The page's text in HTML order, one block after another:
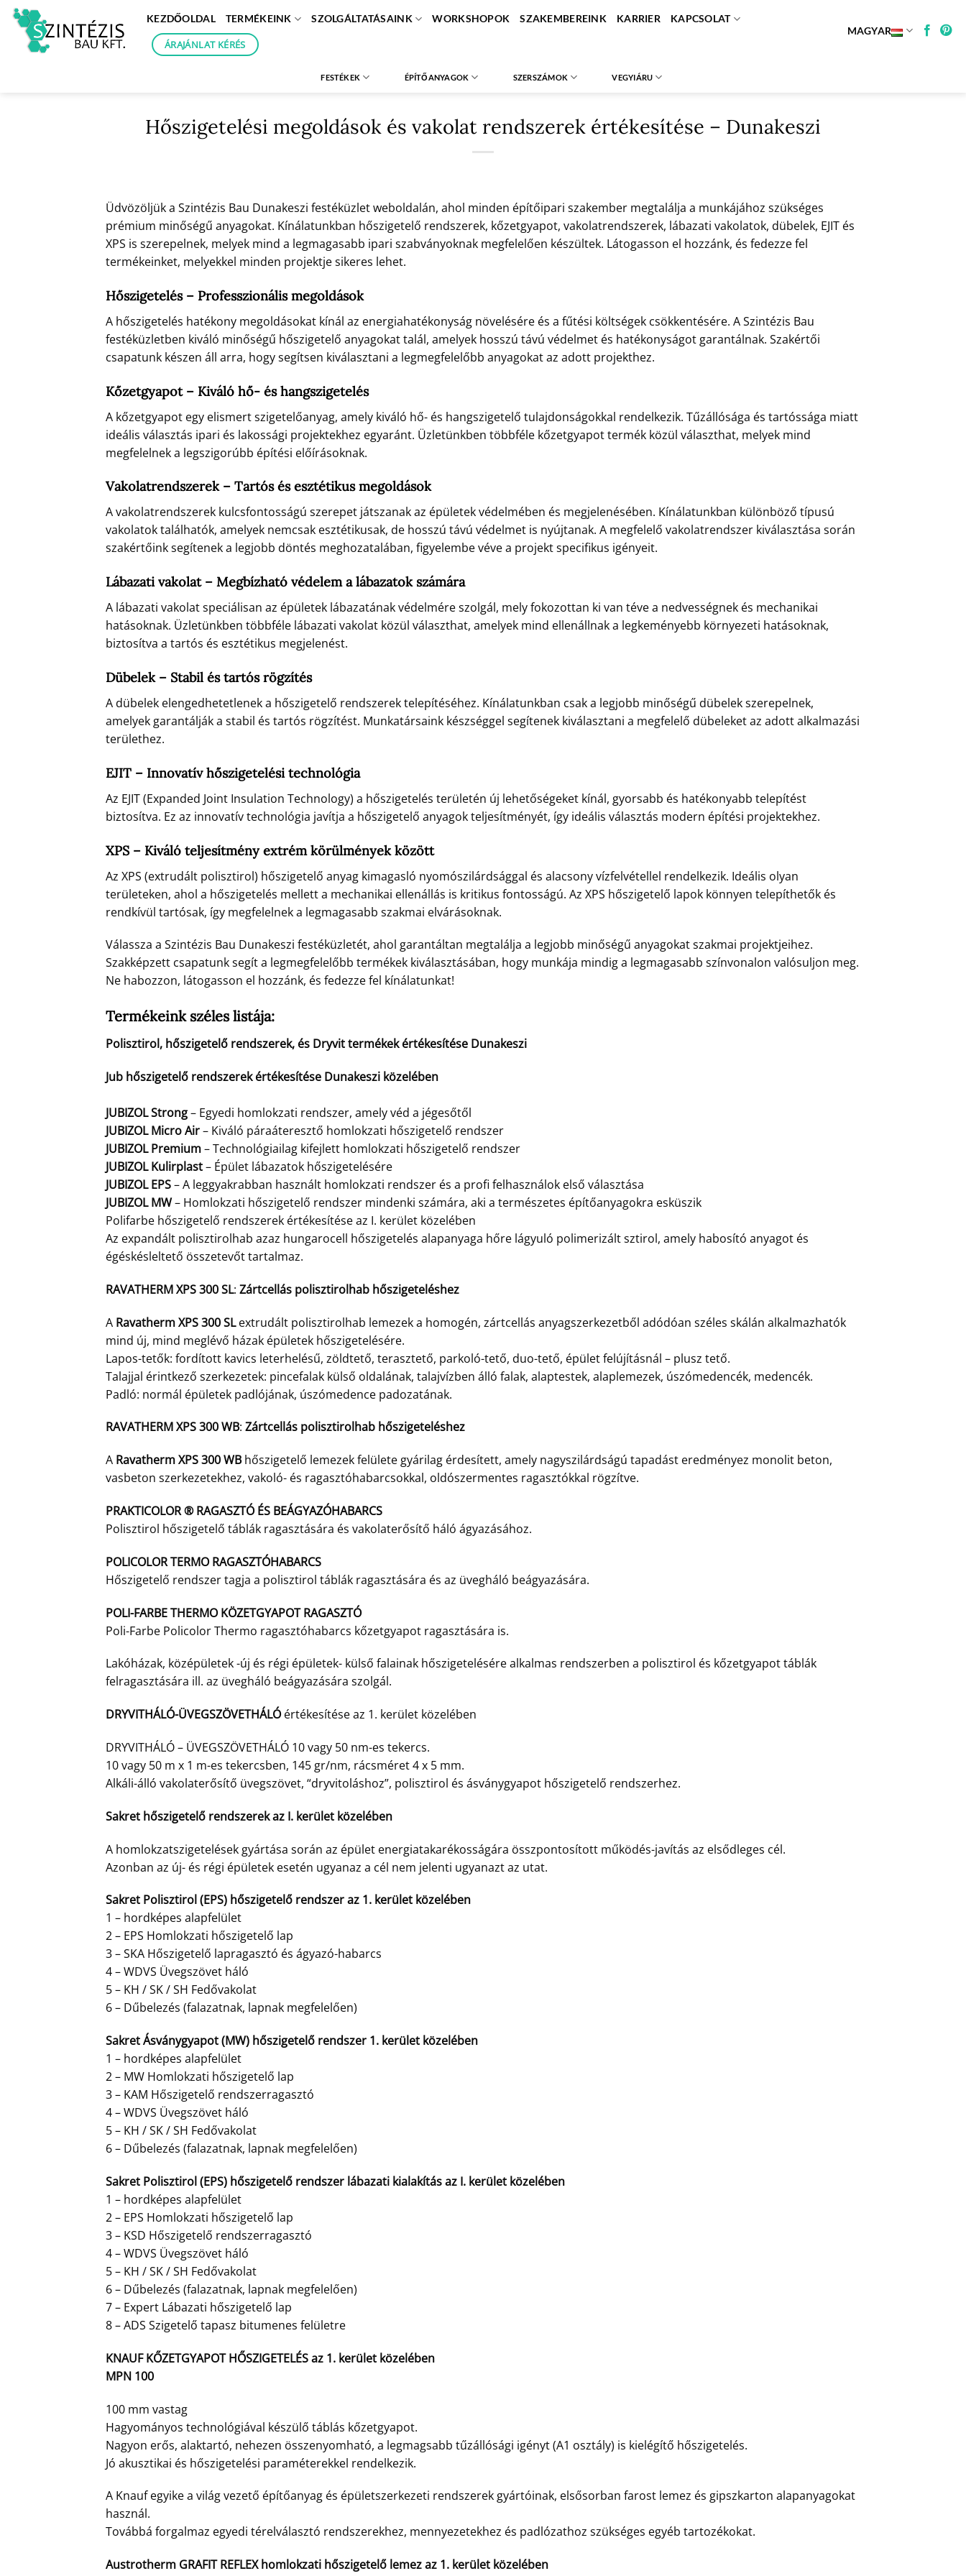
Skip
content
KEZDŐOLDAL TERMÉKEINK SZOLGÁLTATÁSAINK WORKSHOPOK SZAKEMBEREINK KARRIER KAPCSOLAT
ÁRAJÁNLAT KÉRÉS
MAGYAR
FESTÉKEK ÉPÍTŐANYAGOK SZERSZÁMOK VEGYIÁRU
Hőszigetelési megoldások és vakolat rendszerek értékesítése – Dunakeszi
Üdvözöljük a Szintézis Bau Dunakeszi festéküzlet weboldalán, ahol minden építőipari szakember megtalálja a munkájához szükséges
prémium minőségű anyagokat. Kínálatunkban hőszigetelő rendszerek, kőzetgyapot, vakolatrendszerek, lábazati vakolatok, dübelek, EJIT és
XPS is szerepelnek, melyek mind a legmagasabb ipari szabványoknak megfelelően készültek. Látogasson el hozzánk, és fedezze fel
termékeinket, melyekkel minden projektje sikeres lehet.
Hőszigetelés – Professzionális megoldások
A hőszigetelés hatékony megoldásokat kínál az energiahatékonyság növelésére és a fűtési költségek csökkentésére. A Szintézis Bau
festéküzletben kiváló minőségű hőszigetelő anyagokat talál, amelyek hosszú távú védelmet és hatékonyságot garantálnak. Szakértői
csapatunk készen áll arra, hogy segítsen kiválasztani a legmegfelelőbb anyagokat az adott projekthez.
Kőzetgyapot – Kiváló hő- és hangszigetelés
A kőzetgyapot egy elismert szigetelőanyag, amely kiváló hő- és hangszigetelő tulajdonságokkal rendelkezik. Tűzállósága és tartóssága miatt
ideális választás ipari és lakossági projektekhez egyaránt. Üzletünkben többféle kőzetgyapot termék közül választhat, melyek mind
megfelelnek a legszigorúbb építési előírásoknak.
Vakolatrendszerek – Tartós és esztétikus megoldások
A vakolatrendszerek kulcsfontosságú szerepet játszanak az épületek védelmében és megjelenésében. Kínálatunkban különböző típusú
vakolatok találhatók, amelyek nemcsak esztétikusak, de hosszú távú védelmet is nyújtanak. A megfelelő vakolatrendszer kiválasztása során
szakértőink segítenek a legjobb döntés meghozatalában, figyelembe véve a projekt specifikus igényeit.
Lábazati vakolat – Megbízható védelem a lábazatok számára
A lábazati vakolat speciálisan az épületek lábazatának védelmére szolgál, mely fokozottan ki van téve a nedvességnek és mechanikai
hatásoknak. Üzletünkben többféle lábazati vakolat közül választhat, amelyek mind ellenállnak a legkeményebb környezeti hatásoknak,
biztosítva a tartós és esztétikus megjelenést.
Dübelek – Stabil és tartós rögzítés
A dübelek elengedhetetlenek a hőszigetelő rendszerek telepítéséhez. Kínálatunkban csak a legjobb minőségű dübelek szerepelnek,
amelyek garantálják a stabil és tartós rögzítést. Munkatársaink készséggel segítenek kiválasztani a megfelelő dübeleket az adott alkalmazási
területhez.
EJIT – Innovatív hőszigetelési technológia
Az EJIT (Expanded Joint Insulation Technology) a hőszigetelés területén új lehetőségeket kínál, gyorsabb és hatékonyabb telepítést
biztosítva. Ez az innovatív technológia javítja a hőszigetelő anyagok teljesítményét, így ideális választás modern építési projektekhez.
XPS – Kiváló teljesítmény extrém körülmények között
Az XPS (extrudált polisztirol) hőszigetelő anyag kimagasló nyomószilárdsággal és alacsony vízfelvétellel rendelkezik. Ideális olyan
területeken, ahol a hőszigetelés mellett a mechanikai ellenállás is kritikus fontosságú. Az XPS hőszigetelő lapok könnyen telepíthetők és
rendkívül tartósak, így megfelelnek a legmagasabb szakmai elvárásoknak.
Válassza a Szintézis Bau Dunakeszi festéküzletét, ahol garantáltan megtalálja a legjobb minőségű anyagokat szakmai projektjeihez.
Szakképzett csapatunk segít a legmegfelelőbb termékek kiválasztásában, hogy munkája mindig a legmagasabb színvonalon valósuljon meg.
Ne habozzon, látogasson el hozzánk, és fedezze fel kínálatunkat!
Termékeink széles listája:
Polisztirol, hőszigetelő rendszerek, és Dryvit termékek értékesítése Dunakeszi
Jub hőszigetelő rendszerek értékesítése Dunakeszi közelében
JUBIZOL Strong– Egyedi homlokzati rendszer, amely véd a jégesőtől
JUBIZOL Micro Air– Kiváló páraáteresztő homlokzati hőszigetelő rendszer
JUBIZOL Premium– Technológiailag kifejlett homlokzati hőszigetelő rendszer
JUBIZOL Kulirplast– Épület lábazatok hőszigetelésére
JUBIZOL EPS– A leggyakrabban használt homlokzati rendszer és a profi felhasználok első választása
JUBIZOL MW– Homlokzati hőszigetelő rendszer mindenki számára, aki a természetes építőanyagokra esküszik
Polifarbe hőszigetelő rendszerek értékesítése az I. kerület közelében
Az expandált polisztirolhab azaz hungarocell hőszigetelés alapanyaga hőre lágyuló polimerizált sztirol, amely habosító anyagot és
égéskésleltető összetevőt tartalmaz.
RAVATHERM XPS 300 SL: Zártcellás polisztirolhab hőszigeteléshez
A Ravatherm XPS 300 SLextrudált polisztirolhab lemezek a homogén, zártcellás anyagszerkezetből adódóan széles skálán alkalmazhatók
mind új, mind meglévő házak épületek hőszigetelésére.
Lapos-tetők: fordított kavics leterhelésű, zöldtető, terasztető, parkoló-tető, duo-tető, épület felújításnál – plusz tető.
Talajjal érintkező szerkezetek: pincefalak külső oldalának, talajvízben álló falak, alaptestek, alaplemezek, úszómedencék, medencék.
Padló: normál épületek padlójának, úszómedence padozatának.
RAVATHERM XPS 300 WB: Zártcellás polisztirolhab hőszigeteléshez
A Ravatherm XPS 300 WB hőszigetelő lemezek felülete gyárilag érdesített, amely nagyszilárdságú tapadást eredményez monolit beton,
vasbeton szerkezetekhez, vakoló- és ragasztóhabarcsokkal, oldószermentes ragasztókkal rögzítve.
PRAKTICOLOR ® RAGASZTÓ ÉS BEÁGYAZÓHABARCS
Polisztirol hőszigetelő táblák ragasztására és vakolaterősítő háló ágyazásához.
POLICOLOR TERMO RAGASZTÓHABARCS
Hőszigetelő rendszer tagja a polisztirol táblák ragasztására és az üvegháló beágyazására.
POLI-FARBE THERMO KÖZETGYAPOT RAGASZTÓ
Poli-Farbe Policolor Thermo ragasztóhabarcs kőzetgyapot ragasztására is.
Lakóházak, középületek -új és régi épületek- külső falainak hőszigetelésére alkalmas rendszerben a polisztirol és kőzetgyapot táblák
felragasztására ill. az üvegháló beágyazására szolgál.
DRYVITHÁLÓ-ÜVEGSZÖVETHÁLÓértékesítése az 1. kerület közelében
DRYVITHÁLÓ – ÜVEGSZÖVETHÁLÓ 10 vagy 50 nm-es tekercs.
10 vagy 50 m x 1 m-es tekercsben, 145 gr/nm, rácsméret 4 x 5 mm.
Alkáli-álló vakolaterősítő üvegszövet, “dryvitoláshoz”, polisztirol és ásványgyapot hőszigetelő rendszerhez.
Sakret hőszigetelő rendszerek az I. kerület közelében
A homlokzatszigetelések gyártása során az épület energiatakarékosságára összpontosított működés-javítás az elsődleges cél.
Azonban az új- és régi épületek esetén ugyanaz a cél nem jelenti ugyanazt az utat.
Sakret Polisztirol (EPS) hőszigetelő rendszer az 1. kerület közelében
1 – hordképes alapfelület
2 – EPS Homlokzati hőszigetelő lap
3 – SKA Hőszigetelő lapragasztó és ágyazó-habarcs
4 – WDVS Üvegszövet háló
5 – KH / SK / SH Fedővakolat
6 – Dűbelezés (falazatnak, lapnak megfelelően)
Sakret Ásványgyapot (MW) hőszigetelő rendszer 1. kerület közelében
1 – hordképes alapfelület
2 – MW Homlokzati hőszigetelő lap
3 – KAM Hőszigetelő rendszerragasztó
4 – WDVS Üvegszövet háló
5 – KH / SK / SH Fedővakolat
6 – Dűbelezés (falazatnak, lapnak megfelelően)
Sakret Polisztirol (EPS) hőszigetelő rendszer lábazati kialakítás az I. kerület közelében
1 – hordképes alapfelület
2 – EPS Homlokzati hőszigetelő lap
3 – KSD Hőszigetelő rendszerragasztó
4 – WDVS Üvegszövet háló
5 – KH / SK / SH Fedővakolat
6 – Dűbelezés (falazatnak, lapnak megfelelően)
7 – Expert Lábazati hőszigetelő lap
8 – ADS Szigetelő tapasz bitumenes felületre
KNAUF KŐZETGYAPOT HŐSZIGETELÉS az 1. kerület közelében
MPN 100
100 mm vastag
Hagyományos technológiával készülő táblás kőzetgyapot.
Nagyon erős, alaktartó, nehezen összenyomható, a legmagsabb tűzállósági igényt (A1 osztály) is kielégítő hőszigetelés.
Jó akusztikai és hőszigetelési paraméterekkel rendelkezik.
A Knauf egyike a világ vezető építőanyag és épületszerkezeti rendszerek gyártóinak, elsősorban farost lemez és gipszkarton alapanyagokat
használ.
Továbbá forgalmaz egyedi térelválasztó rendszerekhez, mennyezetekhez és padlózathoz szükséges egyéb tartozékokat.
Austrotherm GRAFIT REFLEX homlokzati hőszigetelő lemez az 1. kerület közelében